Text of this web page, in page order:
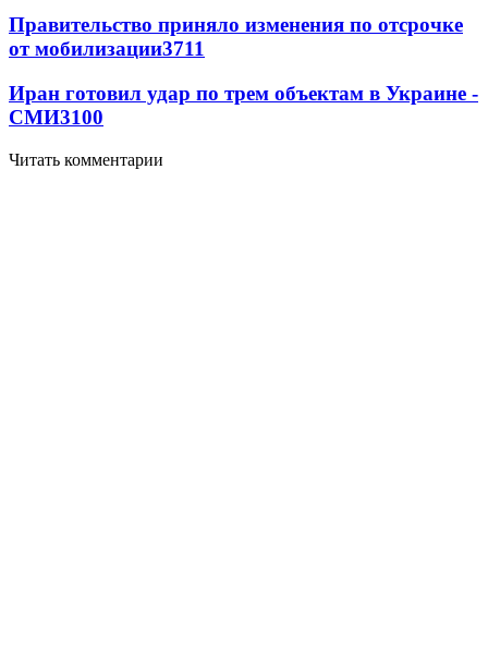
Правительство приняло изменения по отсрочке
от мобилизации3711
Иран готовил удар по трем объектам в Украине -
СМИ3100
Читать комментарии